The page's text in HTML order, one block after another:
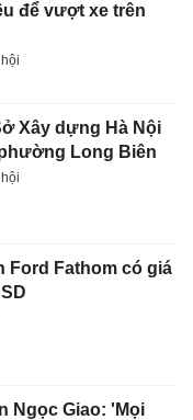
để vượt xe trên
Xây dựng Hà Nội
Long Biên
Ford Fathom có giá
Ngọc Giao: 'Mọi